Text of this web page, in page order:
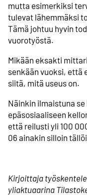
mutta esimerkiksi
tulevat lähemmäksi
Tämä johtuu hyvin
vuorotyöstä.
Mikään eksakti
senkään vuoksi, että
siitä, mitä useus on.
Näinkin ilmaistuna
epäsosiaaliseen
että reilusti yli 100
06 ainakin silloin
Kirjoittaja
yliaktuaarina